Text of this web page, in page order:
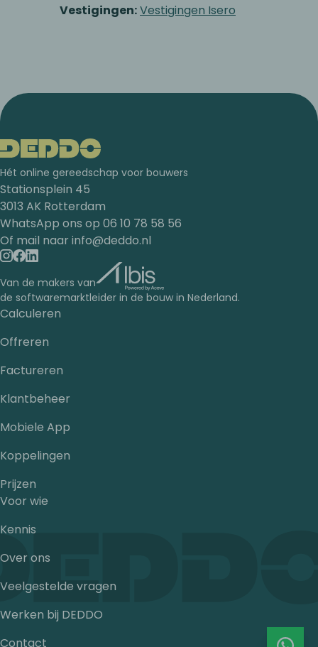
Vestigingen:Vestigingen Isero
Hét online gereedschap voor bouwers
Stationsplein 45
3013 AK Rotterdam
WhatsApp ons op 06 10 78 58 56
Of mail naar info@deddo.nl
Van de makers van
de softwaremarktleider in de bouw in Nederland.
Calculeren
Offreren
Factureren
Klantbeheer
Mobiele App
Koppelingen
Prijzen
Voor wie
Kennis
Over ons
Veelgestelde vragen
Werken bij DEDDO
Contact